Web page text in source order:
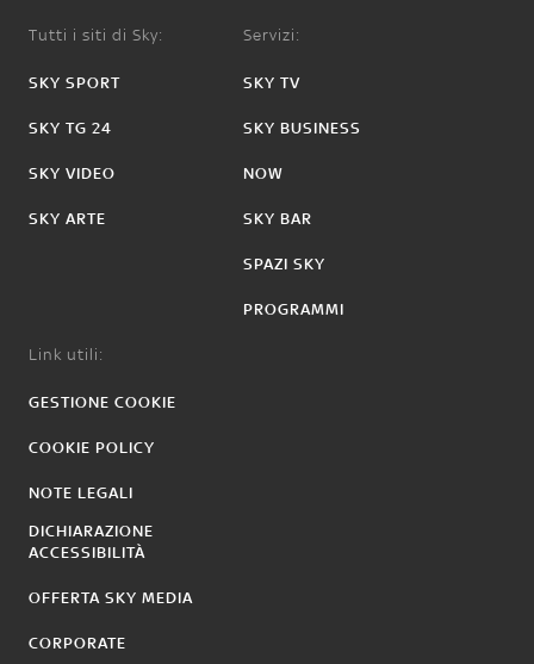
Tutti i siti di Sky:
SKY SPORT
SKY TG 24
SKY VIDEO
SKY ARTE
Servizi:
SKY TV
SKY BUSINESS
NOW
SKY BAR
SPAZI SKY
PROGRAMMI
Link utili:
GESTIONE COOKIE
COOKIE POLICY
NOTE LEGALI
DICHIARAZIONE
ACCESSIBILITÀ
OFFERTA SKY MEDIA
CORPORATE